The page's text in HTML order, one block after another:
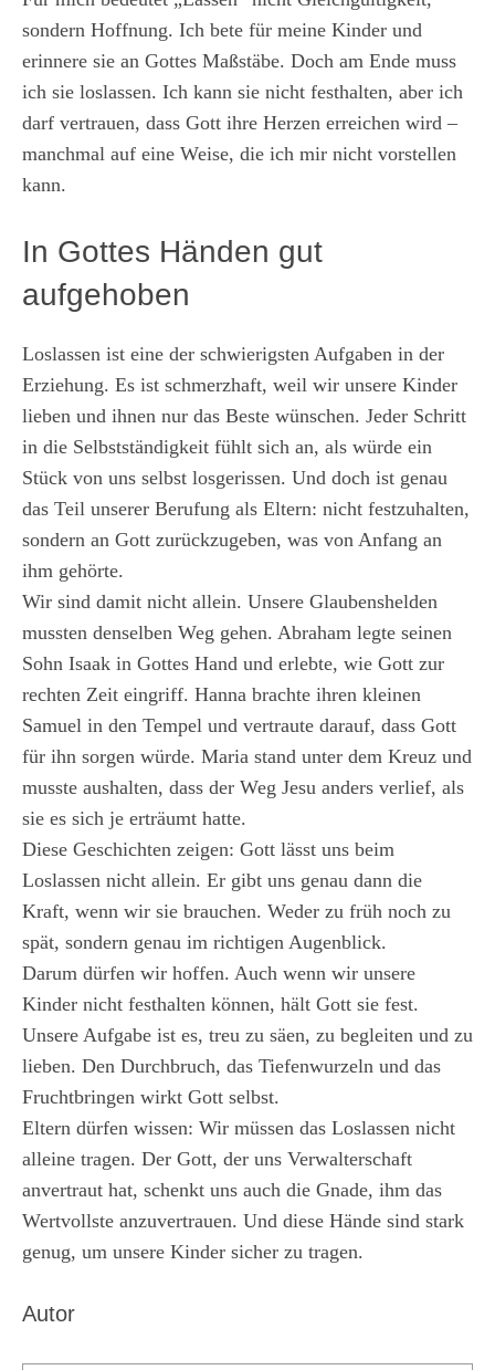
sondern Hoffnung. Ich bete für meine Kinder und
erinnere sie an Gottes Maßstäbe. Doch am Ende muss
ich sie loslassen. Ich kann sie nicht festhalten, aber ich
darf vertrauen, dass Gott ihre Herzen erreichen wird –
manchmal auf eine Weise, die ich mir nicht vorstellen
kann.
In Gottes Händen gut
aufgehoben
Loslassen ist eine der schwierigsten Aufgaben in der
Erziehung. Es ist schmerzhaft, weil wir unsere Kinder
lieben und ihnen nur das Beste wünschen. Jeder Schritt
in die Selbstständigkeit fühlt sich an, als würde ein
Stück von uns selbst losgerissen. Und doch ist genau
das Teil unserer Berufung als Eltern: nicht festzuhalten,
sondern an Gott zurückzugeben, was von Anfang an
ihm gehörte.
Wir sind damit nicht allein. Unsere Glaubenshelden
mussten denselben Weg gehen. Abraham legte seinen
Sohn Isaak in Gottes Hand und erlebte, wie Gott zur
rechten Zeit eingriff. Hanna brachte ihren kleinen
Samuel in den Tempel und vertraute darauf, dass Gott
für ihn sorgen würde. Maria stand unter dem Kreuz und
musste aushalten, dass der Weg Jesu anders verlief, als
sie es sich je erträumt hatte.
Diese Geschichten zeigen: Gott lässt uns beim
Loslassen nicht allein. Er gibt uns genau dann die
Kraft, wenn wir sie brauchen. Weder zu früh noch zu
spät, sondern genau im richtigen Augenblick.
Darum dürfen wir hoffen. Auch wenn wir unsere
Kinder nicht festhalten können, hält Gott sie fest.
Unsere Aufgabe ist es, treu zu säen, zu begleiten und zu
lieben. Den Durchbruch, das Tiefenwurzeln und das
Fruchtbringen wirkt Gott selbst.
Eltern dürfen wissen: Wir müssen das Loslassen nicht
alleine tragen. Der Gott, der uns Verwalterschaft
anvertraut hat, schenkt uns auch die Gnade, ihm das
Wertvollste anzuvertrauen. Und diese Hände sind stark
genug, um unsere Kinder sicher zu tragen.
Autor